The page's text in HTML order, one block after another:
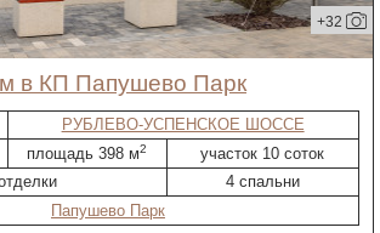
+32
в КП Папушево Парк
РУБЛЕВО-УСПЕНСКОЕ ШОССЕ
площадь 398 м2
участок 10 соток
4 спальни
Папушево Парк